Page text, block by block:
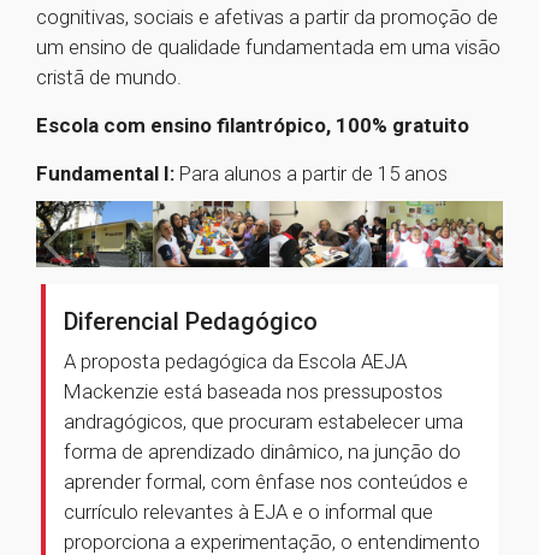
cognitivas, sociais e afetivas a partir da promoção de
um ensino de qualidade fundamentada em uma visão
cristã de mundo.
Escola com ensino filantrópico, 100% gratuito
Fundamental I: Para alunos a partir de 15 anos
Diferencial Pedagógico
A proposta pedagógica da Escola AEJA
Mackenzie está baseada nos pressupostos
andragógicos, que procuram estabelecer uma
forma de aprendizado dinâmico, na junção do
aprender formal, com ênfase nos conteúdos e
currículo relevantes à EJA e o informal que
proporciona a experimentação, o entendimento